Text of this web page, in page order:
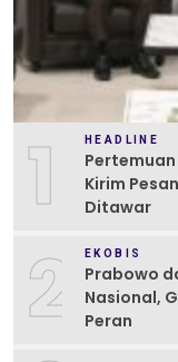
1 HEADLINE
Kirim
Ditawar
2 EKOBIS
Prabowo
Nasional,
Peran